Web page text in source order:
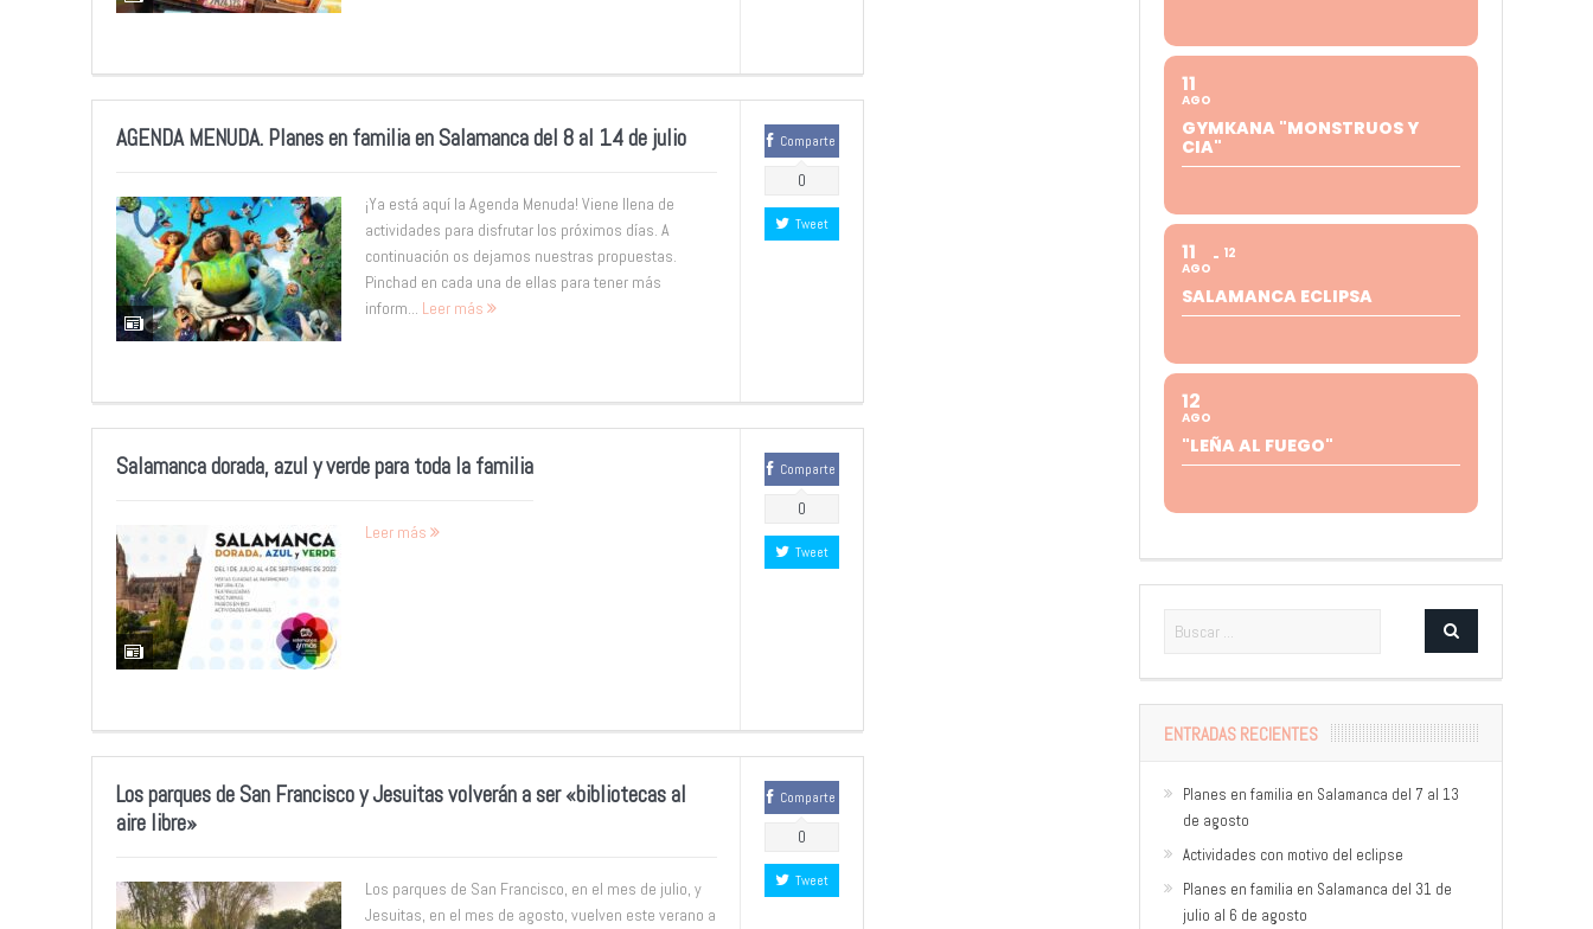
AGENDA MENUDA. Planes en familia en Salamanca del 8 al 14 de julio
¡Ya está aquí la Agenda Menuda! Viene llena de
actividades para disfrutar los próximos días. A
continuación os dejamos nuestras propuestas.
Pinchad en cada una de ellas para tener más
inform... Leer más
Comparte
0
Tweet
Salamanca dorada, azul y verde para toda la familia
Leer más
Comparte
0
Tweet
Los parques de San Francisco y Jesuitas volverán a ser «bibliotecas al
aire libre»
Los parques de San Francisco, en el mes de julio, y
Jesuitas, en el mes de agosto, vuelven este verano a
Comparte
0
Tweet
11
AGO
GYMKANA "MONSTRUOS Y
CIA"
11
AGO
12
SALAMANCA ECLIPSA
12
AGO
"LEÑA AL FUEGO"
ENTRADAS RECIENTES
Planes en familia en Salamanca del 7 al 13
de agosto
Actividades con motivo del eclipse
Planes en familia en Salamanca del 31 de
julio al 6 de agosto